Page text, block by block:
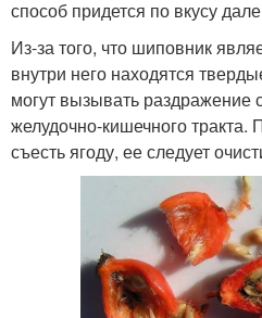
способ придется по вкусу
Из-за того, что шиповник
внутри него находятся
могут вызывать раздражение
желудочно-кишечного тракта.
съесть ягоду, ее следует